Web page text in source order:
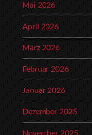
Mai 2026
April 2026
März 2026
Februar 2026
Januar 2026
Dezember 2025
November 2025